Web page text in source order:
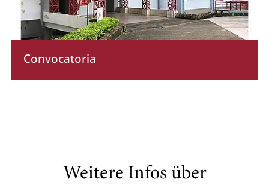
Convocatoria
Weitere Infos über